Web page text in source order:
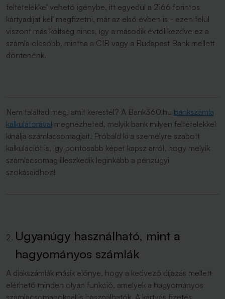
feltételekkel vehető igénybe, itt egyedül a 2166 forintos
kártyadíjat kell megfizetni, már az első évben is - ezen felül
viszont más költség nincs, így a második évtől kezdve ez a
számla olcsóbb, mintha a CIB vagy a Budapest Bank mellett
döntenénk.
Nem találtad meg, amit kerestél? A Bank360.hu bankszámla
kalkulátorával megnézheted, melyik bank milyen feltételekkel
kínálja számlacsomagjait. Próbáld ki a személyre szabott
kalkulációt is, így pontosabb képet kapsz arról, hogy melyik
számlacsomag illeszkedik leginkább a pénzügyi
szokásaidhoz!
Ugyanúgy használható, mint a
hagyományos számlák
A diákszámlák másik előnye, hogy a kedvező díjazás mellett
elérhető minden olyan funkció, amelyek a hagyományos
számlacsomagoknál is használhatók. A kártyás fizetés